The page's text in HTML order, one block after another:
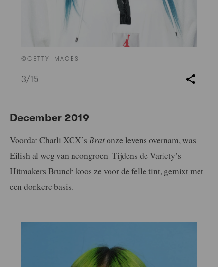
©GETTY IMAGES
3/15
December 2019
Voordat Charli XCX’s Bratonze levens overnam, was
Eilish al weg van neongroen. Tijdens de Variety’s
Hitmakers Brunch koos ze voor de felle tint, gemixt met
een donkere basis.